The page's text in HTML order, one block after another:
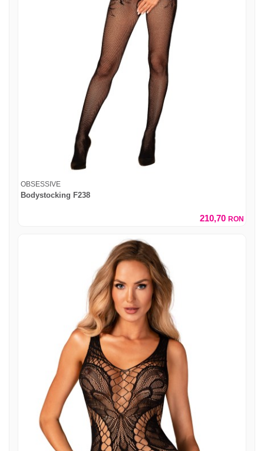
OBSESSIVE
Bodystocking F238
210,70 RON